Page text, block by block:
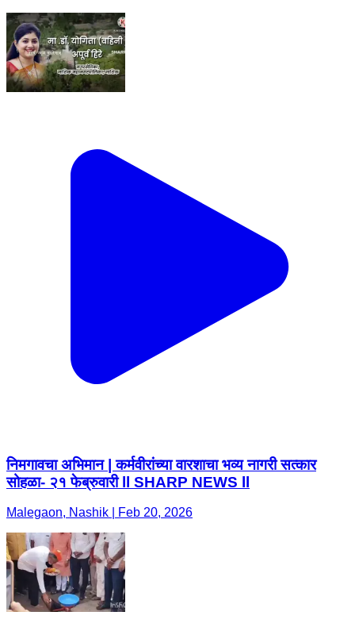
निमगावचा अभिमान | कर्मवीरांच्या वारशाचा भव्य नागरी सत्कार
सोहळा- २१ फेब्रुवारी ll SHARP NEWS ll
Malegaon, Nashik | Feb 20, 2026